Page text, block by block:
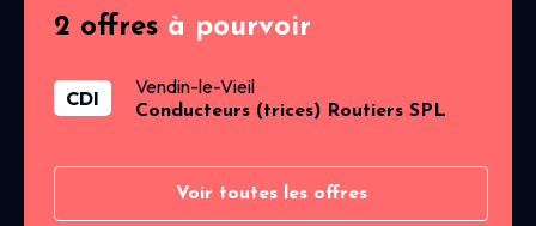
2 offres à pourvoir
CDI Vendin-le-Vieil
Conducteurs (trices) Routiers SPL
Voir toutes les offres